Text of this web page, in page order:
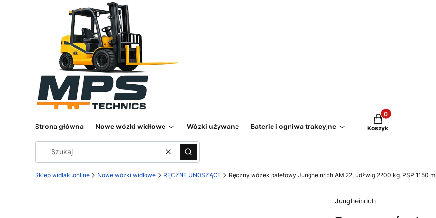
Strona główna Nowe wózki widłowe Wózki używane Baterie i ogniwa trakcyjne
Produkty w
Koszyk
WyczyśćSzukaj
Sklep widlaki.online Nowe wózki widłowe RĘCZNE UNOSZĄCE Ręczny wózek paletowy Jungheinrich AM 22, udźwig 2200 kg, PSP 1150
Jungheinrich